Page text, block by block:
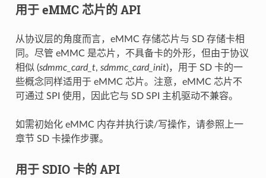
用于 eMMC 芯片的 API
从协议层的角度而言，eMMC 存储芯片与 SD 存储卡相
同。尽管 eMMC 是芯片，不具备卡的外形，但由于协议
相似 (sdmmc_card_t, sdmmc_card_init)，用于 SD 卡的一
些概念同样适用于 eMMC 芯片。注意，eMMC 芯片不
可通过 SPI 使用，因此它与 SD SPI 主机驱动不兼容。
如需初始化 eMMC 内存并执行读/写操作，请参照上一
章节 SD 卡操作步骤。
用于 SDIO 卡的 API